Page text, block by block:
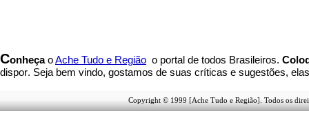
ConheçaoAche Tudo e Região o portal de todos Brasileiros.
dispor. Seja bem vindo, gostamos de suas críticas e sugestões,
Copyright © 1999 [Ache Tudo e Região]. Todos os